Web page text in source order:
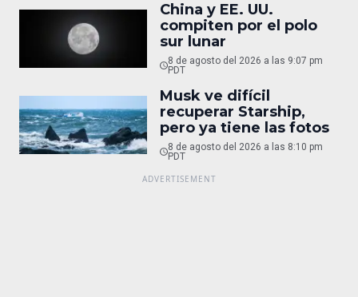
China y EE. UU.
compiten por el polo
sur lunar
8 de agosto del 2026 a las 9:07 pm
PDT
Musk ve difícil
recuperar Starship,
pero ya tiene las fotos
8 de agosto del 2026 a las 8:10 pm
PDT